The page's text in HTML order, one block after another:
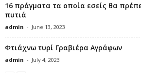
16 πράγματα τα οποία εσείς θα
πυτιά
admin - June 13, 2023
Φτιάχνω τυρί Γραβιέρα Αγράφων
admin - July 4, 2023